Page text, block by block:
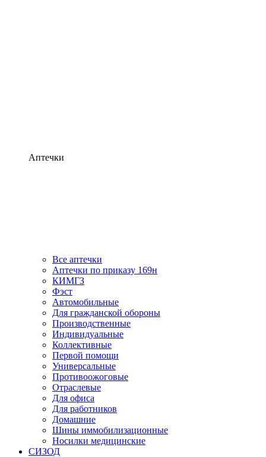
Аптечки
Все аптечки
Аптечки по приказу 169н
КИМГЗ
Фэст
Автомобильные
Для гражданской обороны
Производственные
Индивидуальные
Коллективные
Первой помощи
Универсальные
Противоожоговые
Отраслевые
Для офиса
Для работников
Домашние
Шины иммобилизационные
Носилки медицинские
СИЗОД